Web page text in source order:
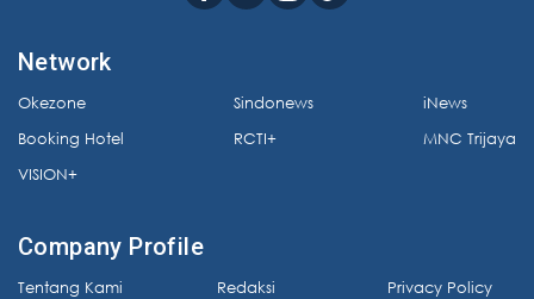
Network
Okezone
Booking Hotel
VISION+
Sindonews
RCTI+
iNews
MNC Trijaya
Company Profile
Tentang Kami
Redaksi
Privacy Policy